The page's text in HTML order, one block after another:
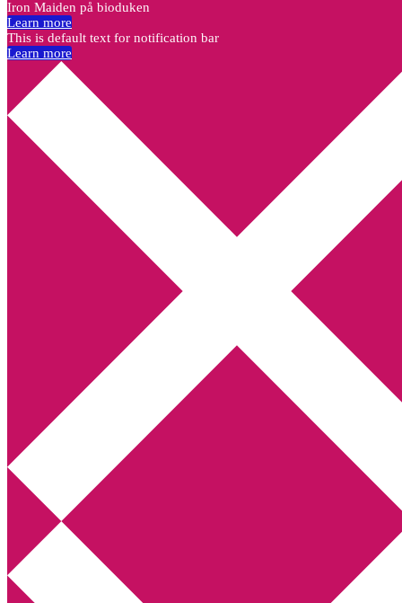
Annikas litteratur- och kulturblogg
Deckare, kriminalromaner, thrillers
Iron Maiden på bioduken
Learn more
This is default text for notification bar
Learn more